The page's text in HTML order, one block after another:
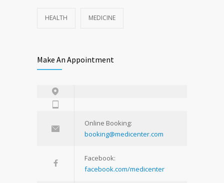
HEALTH MEDICINE
Make An Appointment
Online Booking:
booking@medicenter.com
Facebook:
facebook.com/medicenter